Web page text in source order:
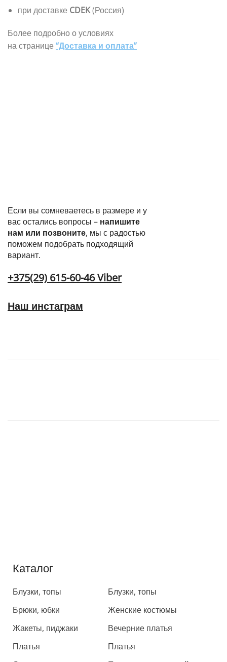
при доставке CDEK(Россия)
Более подробно о условиях
на странице “Доставка и оплата”
Если вы сомневаетесь в размере и у
вас остались вопросы – напишите
нам или позвоните, мы с радостью
поможем подобрать подходящий
вариант.
+375(29) 615-60-46 Viber
Наш инстаграм
Каталог
Блузки, топы
Брюки, юбки
Жакеты, пиджаки
Платья
Блузки, топы
Женские костюмы
Вечерние платья
Платья